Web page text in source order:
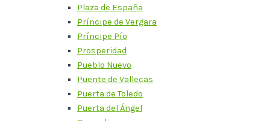
Plaza de España
Príncipe de Vergara
Príncipe Pío
Prosperidad
Pueblo Nuevo
Puente de Vallecas
Puerta de Toledo
Puerta del Ángel